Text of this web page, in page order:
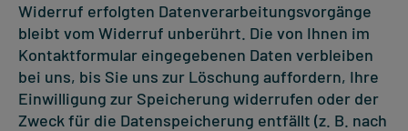
Widerruf erfolgten Datenverarbeitungsvorgänge
bleibt vom Widerruf unberührt. Die von Ihnen im
Kontaktformular eingegebenen Daten verbleiben
bei uns, bis Sie uns zur Löschung auffordern, Ihre
Einwilligung zur Speicherung widerrufen oder der
Zweck für die Datenspeicherung entfällt (z. B. nach